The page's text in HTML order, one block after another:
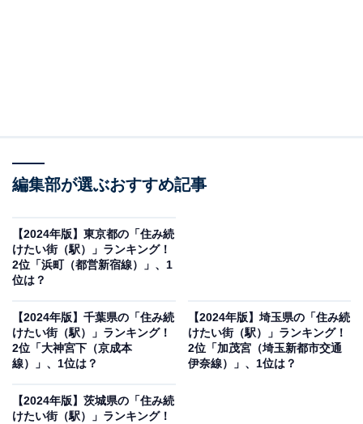
1位：みなとみらい（みなとみらい線）
編集部が選ぶおすすめ記事
【2024年版】東京都の「住み続
けたい街（駅）」ランキング！
2位「浜町（都営新宿線）」、1
位は？
【2024年版】千葉県の「住み続
けたい街（駅）」ランキング！
2位「大神宮下（京成本
線）」、1位は？
【2024年版】埼玉県の「住み続
けたい街（駅）」ランキング！
2位「加茂宮（埼玉新都市交通
伊奈線）」、1位は？
【2024年版】茨城県の「住み続
けたい街（駅）」ランキング！